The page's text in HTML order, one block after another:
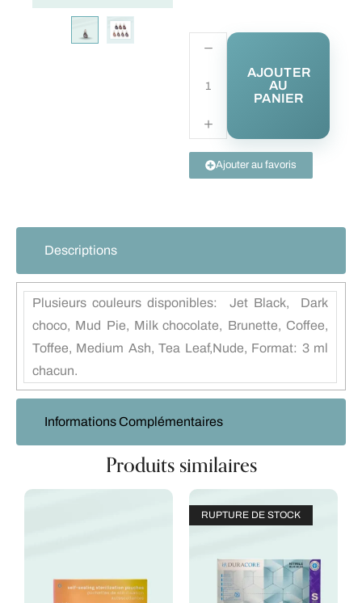
AJOUTER
AU
PANIER
Ajouter au favoris
Descriptions
Informations Complémentaires
Plusieurs couleurs disponibles: Jet Black, Dark
choco, Mud Pie, Milk chocolate, Brunette, Coffee,
Toffee, Medium Ash, Tea Leaf,Nude, Format: 3 ml
chacun.
Produits similaires
RUPTURE DE STOCK